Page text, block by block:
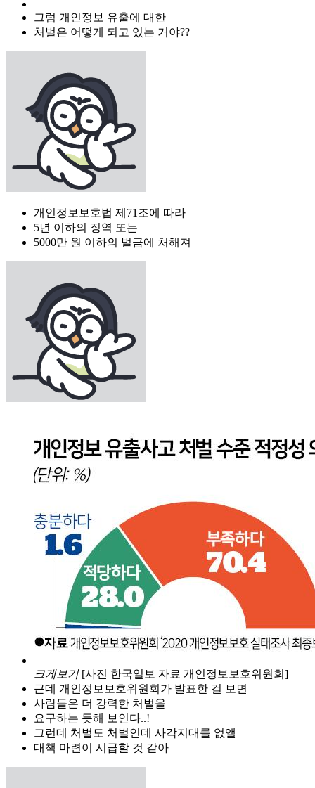
그럼 개인정보 유출에 대한
처벌은 어떻게 되고 있는 거야??
개인정보보호법 제71조에 따라
5년 이하의 징역 또는
5000만 원 이하의 벌금에 처해져
크게보기 [사진 한국일보 자료 개인정보보호위원회]
근데 개인정보보호위원회가 발표한 걸 보면
사람들은 더 강력한 처벌을
요구하는 듯해 보인다..!
그런데 처벌도 처벌인데 사각지대를 없앨
대책 마련이 시급할 것 같아